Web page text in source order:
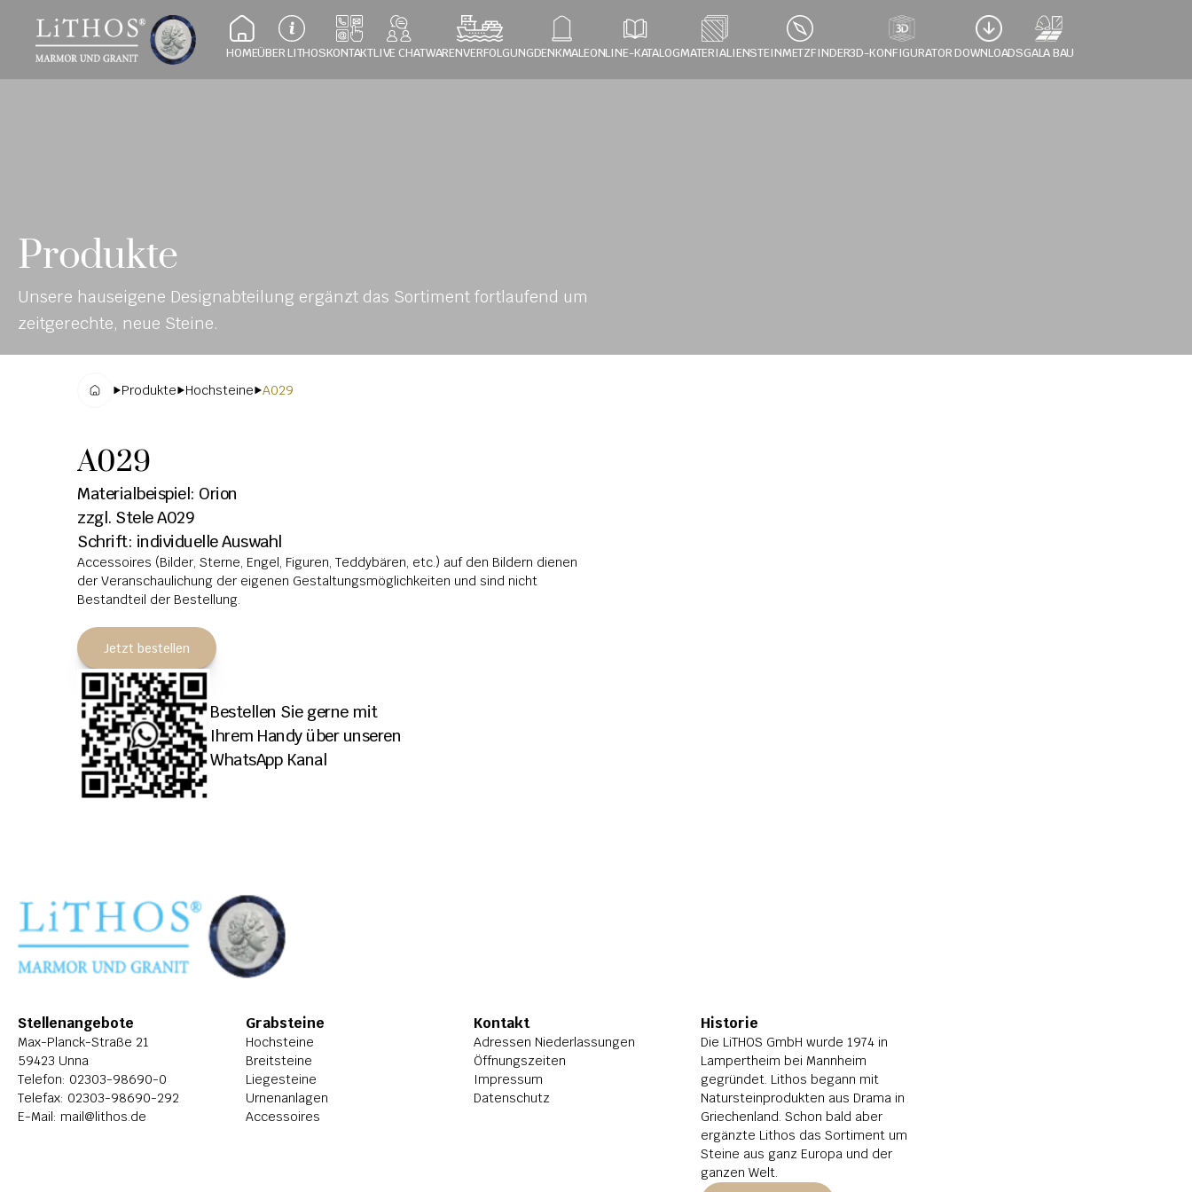
HOMEÜBER LITHOSKONTAKTLIVE CHATWARENVERFOLGUNGDENKMALEONLINE-KATALOGMATERIALIENSTEINMETZFINDER3D-KONFIGURATOR DOWNLOADSGALA BAU
Produkte
Unsere hauseigene Designabteilung ergänzt das Sortiment fortlaufend um
zeitgerechte, neue Steine.
Produkte Hochsteine A029
A029
Materialbeispiel: Orion
zzgl. Stele A029
Schrift: individuelle Auswahl
Accessoires (Bilder, Sterne, Engel, Figuren, Teddybären, etc.) auf den Bildern dienen
der Veranschaulichung der eigenen Gestaltungsmöglichkeiten und sind nicht
Bestandteil der Bestellung.
Jetzt bestellen
Bestellen Sie gerne mit
Ihrem Handy über unseren
WhatsApp Kanal
Stellenangebote
Max-Planck-Straße 21
59423 Unna
Telefon: 02303-98690-0
Telefax: 02303-98690-292
E-Mail: mail@lithos.de
Grabsteine
Hochsteine
Breitsteine
Liegesteine
Urnenanlagen
Accessoires
Kontakt
Adressen Niederlassungen
Öffnungszeiten
Impressum
Datenschutz
Historie
Die LiTHOS GmbH wurde 1974 in
Lampertheim bei Mannheim
gegründet. Lithos begann mit
Natursteinprodukten aus Drama in
Griechenland. Schon bald aber
ergänzte Lithos das Sortiment um
Steine aus ganz Europa und der
ganzen Welt.